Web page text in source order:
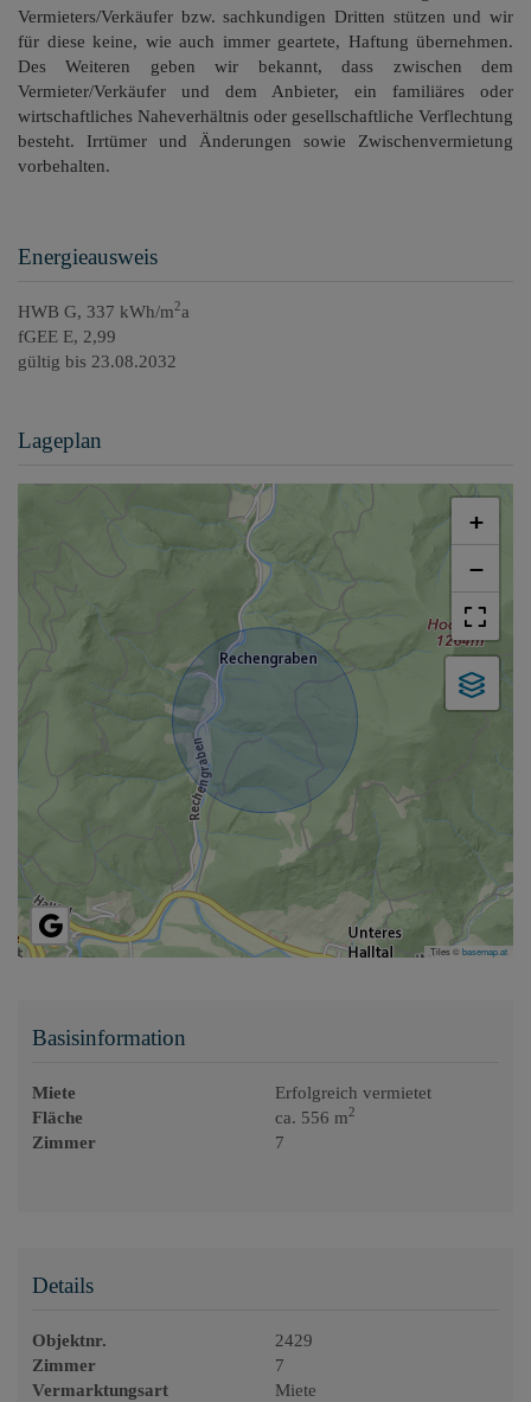
Vermieters/Verkäufer bzw. sachkundigen Dritten stützen und wir
für diese keine, wie auch immer geartete, Haftung übernehmen.
Des Weiteren geben wir bekannt, dass zwischen dem
Vermieter/Verkäufer und dem Anbieter, ein familiäres oder
wirtschaftliches Naheverhältnis oder gesellschaftliche Verflechtung
besteht. Irrtümer und Änderungen sowie Zwischenvermietung
vorbehalten.
Energieausweis
HWB G, 337 kWh/m2a
fGEE E, 2,99
gültig bis 23.08.2032
Lageplan
+
−
Tiles ©basemap.at
Basisinformation
Miete
Erfolgreich vermietet
Fläche
ca. 556 m2
Zimmer 7
Details
Objektnr.
2429
Zimmer
7
Vermarktungsart
Miete